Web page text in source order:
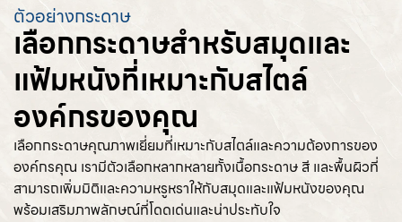
ตัวอย่างกระดาษ
เลือกกระดาษสำหรับสมุดและ
แฟ้มหนังที่เหมาะกับสไตล์
องค์กรของคุณ
เลือกกระดาษคุณภาพเยี่ยมที่เหมาะกับสไตล์และความต้องการของ
องค์กรคุณ เรามีตัวเลือกหลากหลายทั้งเนื้อกระดาษ สี และพื้นผิวที่
สามารถเพิ่มมิติและความหรูหราให้กับสมุดและแฟ้มหนังของคุณ
พร้อมเสริมภาพลักษณ์ที่โดดเด่นและน่าประทับใจ